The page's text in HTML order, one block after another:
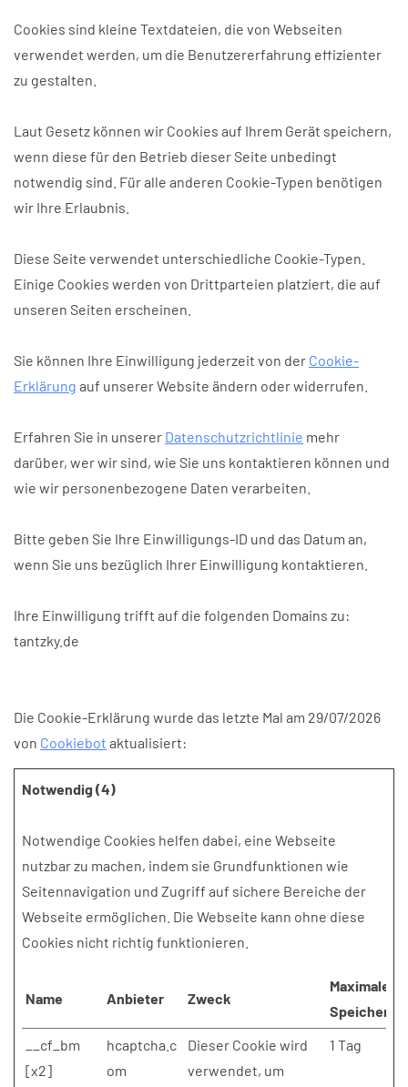
Cookies sind kleine Textdateien, die von Webseiten
verwendet werden, um die Benutzererfahrung effizienter
zu gestalten.
Laut Gesetz können wir Cookies auf Ihrem Gerät speichern,
wenn diese für den Betrieb dieser Seite unbedingt
notwendig sind. Für alle anderen Cookie-Typen benötigen
wir Ihre Erlaubnis.
Diese Seite verwendet unterschiedliche Cookie-Typen.
Einige Cookies werden von Drittparteien platziert, die auf
unseren Seiten erscheinen.
Sie können Ihre Einwilligung jederzeit von der Cookie-
Erklärung auf unserer Website ändern oder widerrufen.
Erfahren Sie in unserer Datenschutzrichtlinie mehr
darüber, wer wir sind, wie Sie uns kontaktieren können und
wie wir personenbezogene Daten verarbeiten.
Bitte geben Sie Ihre Einwilligungs-ID und das Datum an,
wenn Sie uns bezüglich Ihrer Einwilligung kontaktieren.
Ihre Einwilligung trifft auf die folgenden Domains zu:
tantzky.de
Die Cookie-Erklärung wurde das letzte Mal am 29/07/2026
von Cookiebot aktualisiert:
Notwendig (4)
Notwendige Cookies helfen dabei, eine Webseite
nutzbar zu machen, indem sie Grundfunktionen wie
Seitennavigation und Zugriff auf sichere Bereiche der
Webseite ermöglichen. Die Webseite kann ohne diese
Cookies nicht richtig funktionieren.
Name Anbieter Zweck
Maximale
__cf_bm
[x2]
hcaptcha.c
om
Dieser Cookie wird
verwendet, um
1 Tag